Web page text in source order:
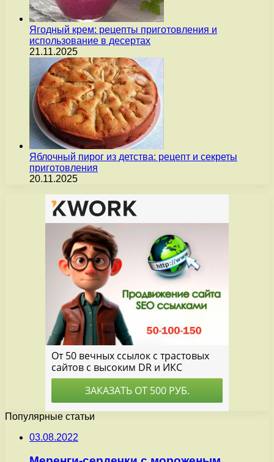
Ягодный крем: рецепты приготовления и
использование в десертах
21.11.2025
Яблочный пирог из детства: рецепт и секреты
приготовления
20.11.2025
Популярные статьи
03.08.2022